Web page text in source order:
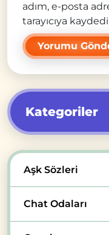
adım, e-posta
tarayıcıya
Kategoriler
Aşk Sözleri
Chat Odaları